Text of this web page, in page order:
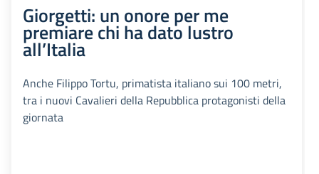
Giorgetti: un onore per me
premiare chi ha dato lustro
all’Italia
Anche Filippo Tortu, primatista italiano sui 100 metri,
tra i nuovi Cavalieri della Repubblica protagonisti della
giornata